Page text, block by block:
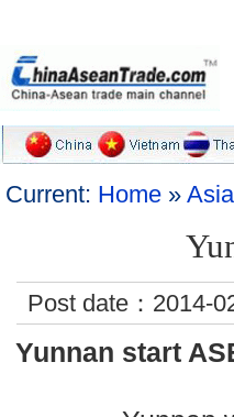
Current: Home »
Post date：2014-
Yunnan start